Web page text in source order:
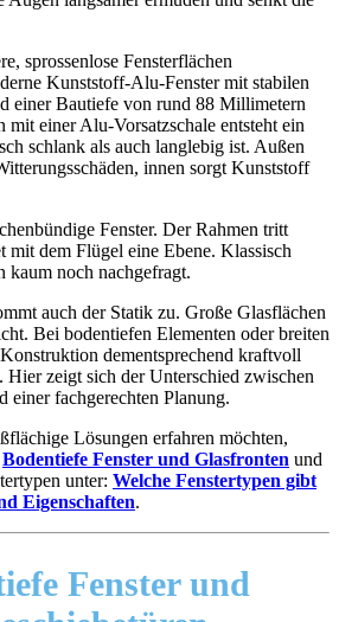
sprossenlose Fensterflächen
Kunststoff-Alu-Fenster mit stabilen
einer Bautiefe von rund 88 Millimetern
einer Alu-Vorsatzschale entsteht ein
schlank als auch langlebig ist. Außen
innen sorgt Kunststoff
Fenster. Der Rahmen tritt
mit dem Flügel eine Ebene. Klassisch
kaum noch nachgefragt.
auch der Statik zu. Große Glasflächen
Bei bodentiefen Elementen oder breiten
dementsprechend kraftvoll
Hier zeigt sich der Unterschied zwischen
einer fachgerechten Planung.
Lösungen erfahren möchten,
Bodentiefe Fenster und Glasfronten und
unter: Welche Fenstertypen gibt
Eigenschaften.
Fenster und